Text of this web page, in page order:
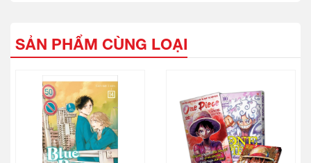
SẢN PHẨM CÙNG LOẠI